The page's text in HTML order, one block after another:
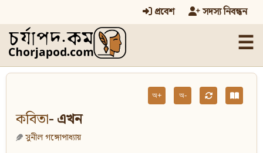
প্রবেশ সদস্য নিবন্ধন
☰
অ+ অ-
কবিতা- এখন
সুনীল গঙ্গোপাধ্যায়